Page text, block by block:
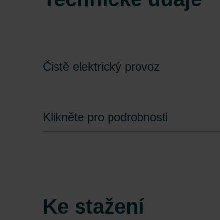
Zehnder Group Nederland bv:
Zehnder Group UK Limited:
Čistě elektrický provoz
Klikněte pro podrobnosti
Ke stažení